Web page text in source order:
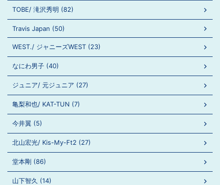
TOBE/ 滝沢秀明 (82)
Travis Japan (50)
WEST./ ジャニーズWEST (23)
なにわ男子 (40)
ジュニア/ 元ジュニア (27)
亀梨和也/ KAT-TUN (7)
今井翼 (5)
北山宏光/ Kis-My-Ft2 (27)
堂本剛 (86)
山下智久 (14)